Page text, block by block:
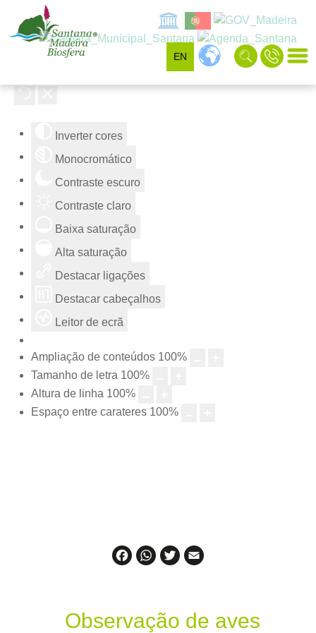
Inverter cores
Monocromático
Contraste escuro
Contraste claro
Baixa saturação
Alta saturação
Destacar ligações
Destacar cabeçalhos
Leitor de ecrã
Ampliação de conteúdos 100%
Tamanho de letra 100%
Altura de linha 100%
Espaço entre carateres 100%
EN
FacebookWhatsApp
Twitter
Observação de aves